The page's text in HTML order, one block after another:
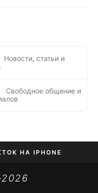
Новости, статьи и
Свободное общение и
НА IPHONE